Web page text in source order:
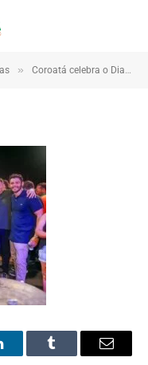
» Coroatá celebra o Dia das Crianças com evento repleto de diversão e alegria
Tumblr Email